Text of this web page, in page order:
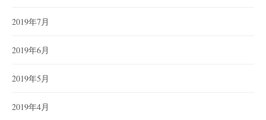
2019年7月
2019年6月
2019年5月
2019年4月